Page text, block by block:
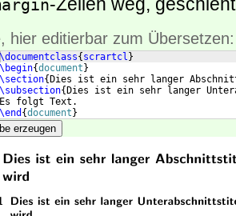
-Zeilen weg,
hier editierbar zum Übersetzen:
\documentclass{ scrartcl }
\begin{document }
\section{ Dies ist ein sehr langer
\subsection{ Dies ist ein sehr langer
Es folgt Text.
\end {document }
erzeugen